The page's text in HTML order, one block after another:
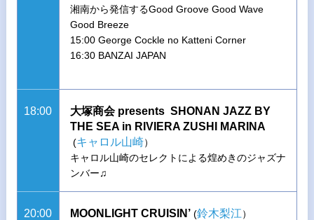
湘南から発信するGood Groove Good Wave
Good Breeze
15:00 George Cockle no Katteni Corner
16:30 BANZAI JAPAN
18:00
大塚商会 presents SHONAN JAZZ BY
THE SEA in RIVIERA ZUSHI MARINA
(キャロル山崎）
キャロル山崎のセレクトによる煌めきのジャズナ
ンバー♫
20:00 MOONLIGHT CRUISIN’(鈴木梨江）